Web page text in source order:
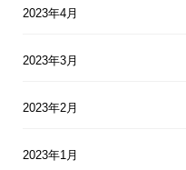
2023年4月
2023年3月
2023年2月
2023年1月